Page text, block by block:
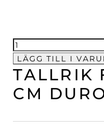
TALLRIK
CM
Tallrik
flat
Ø
cm
LÄGG TILL I